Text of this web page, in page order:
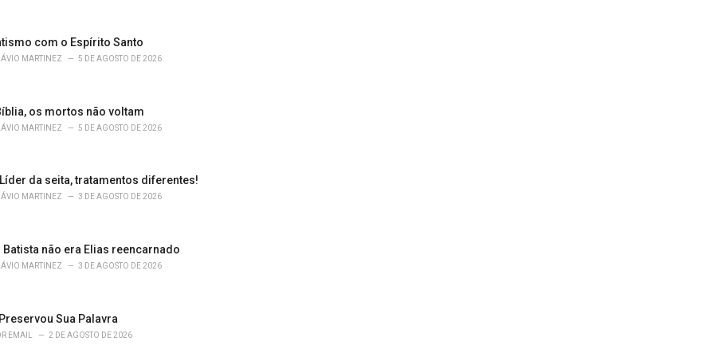
com o Espírito Santo
MARTINEZ 5 DE AGOSTO DE 2026
os mortos não voltam
MARTINEZ 5 DE AGOSTO DE 2026
da seita, tratamentos diferentes!
MARTINEZ 3 DE AGOSTO DE 2026
Batista não era Elias reencarnado
MARTINEZ 3 DE AGOSTO DE 2026
Sua Palavra
EMAIL 2 DE AGOSTO DE 2026